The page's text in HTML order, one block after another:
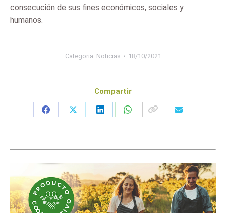
consecución de sus fines económicos, sociales y
humanos.
Categoria: Noticias 18/10/2021
Compartir
Share
Share
Share
Share